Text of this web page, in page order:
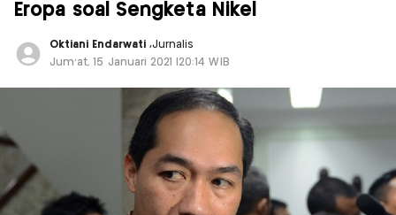
Eropa soal Sengketa Nikel
Oktiani Endarwati ,Jurnalis
Jum'at, 15 Januari 2021 |20:14 WIB